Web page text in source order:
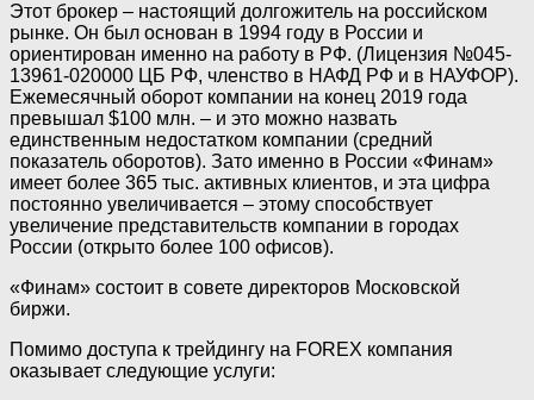
Этот брокер – настоящий долгожитель на российском
рынке. Он был основан в 1994 году в России и
ориентирован именно на работу в РФ. (Лицензия №045-
13961-020000 ЦБ РФ, членство в НАФД РФ и в НАУФОР).
Ежемесячный оборот компании на конец 2019 года
превышал $100 млн. – и это можно назвать
единственным недостатком компании (средний
показатель оборотов). Зато именно в России «Финам»
имеет более 365 тыс. активных клиентов, и эта цифра
постоянно увеличивается – этому способствует
увеличение представительств компании в городах
России (открыто более 100 офисов).
«Финам» состоит в совете директоров Московской
биржи.
Помимо доступа к трейдингу на FOREX компания
оказывает следующие услуги: